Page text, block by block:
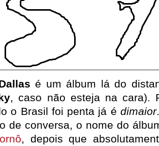
é um álbum lá do
, caso não esteja na cara).
o Brasil foi penta já é dimaior
de conversa, o nome do
, depois que